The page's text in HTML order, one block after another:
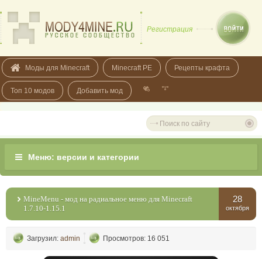
Регистрация
Моды для Minecraft Minecraft PE Рецепты крафта
Топ 10 модов Добавить мод
MineMenu - мод на радиальное меню для Minecraft
1.7.10-1.15.1
28
октября
Загрузил: admin Просмотров: 16 051